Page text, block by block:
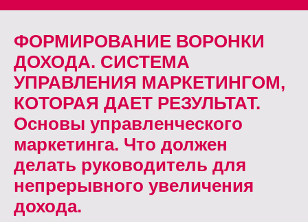
ФОРМИРОВАНИЕ ВОРОНКИ
ДОХОДА. СИСТЕМА
УПРАВЛЕНИЯ МАРКЕТИНГОМ,
КОТОРАЯ ДАЕТ РЕЗУЛЬТАТ.
Основы управленческого
маркетинга. Что должен
делать руководитель для
непрерывного увеличения
дохода.